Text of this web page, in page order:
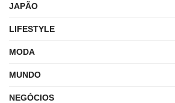
JAPÃO
LIFESTYLE
MODA
MUNDO
NEGÓCIOS